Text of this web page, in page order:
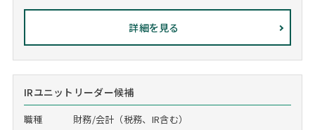
詳細を見る
IRユニットリーダー候補
職種 財務/会計（税務、IR含む）